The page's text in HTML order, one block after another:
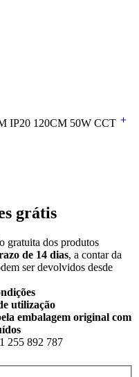
IP20 120CM 50W CCT
grátis
gratuita dos produtos
de 14 dias, a contar da
ser devolvidos desde
utilização
embalagem original com
255 892 787